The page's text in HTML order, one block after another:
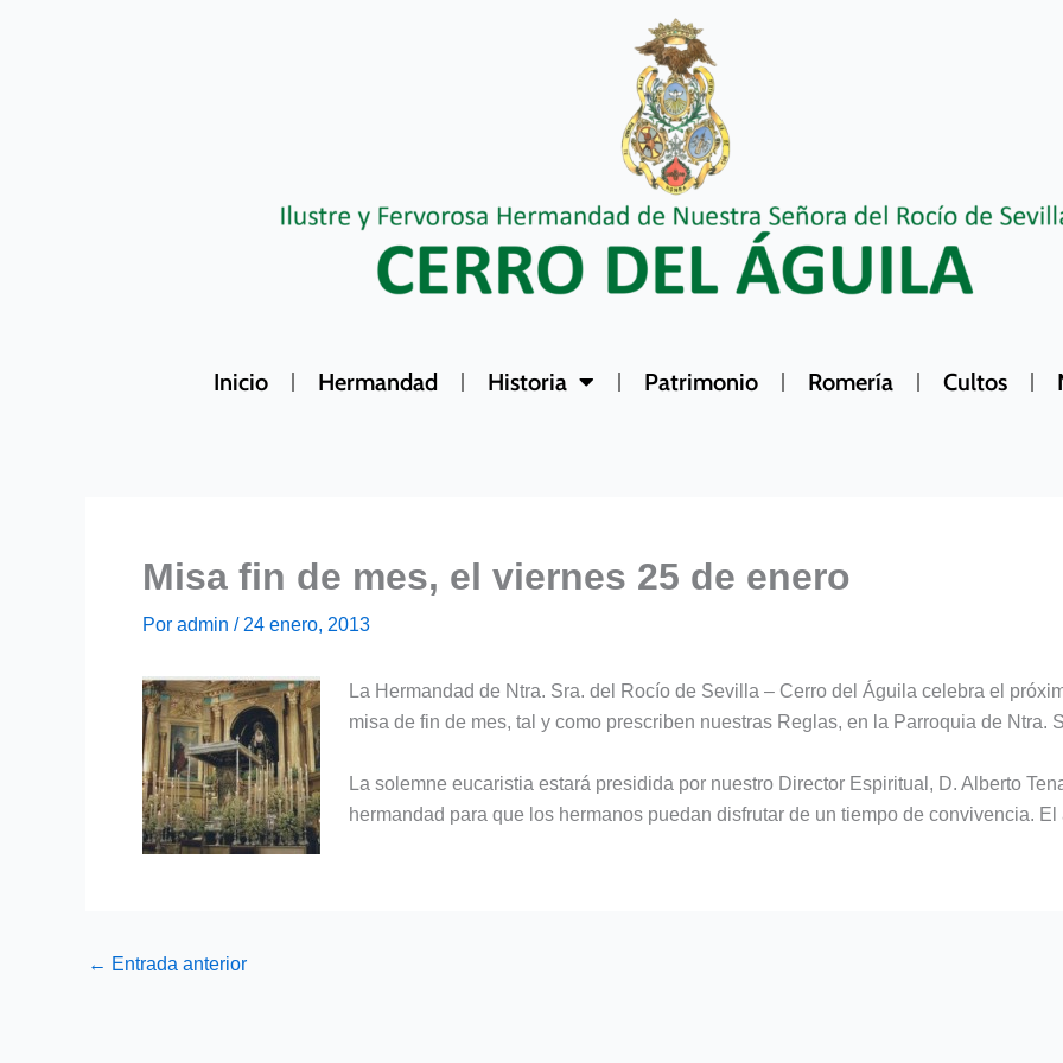
Inicio Hermandad Historia Patrimonio Romería Cultos
Misa fin de mes, el viernes 25 de enero
Por admin / 24 enero, 2013
La Hermandad de Ntra. Sra. del Rocío de Sevilla – Cerro del Águila celebra el
misa de fin de mes, tal y como prescriben nuestras Reglas, en la Parroquia de Ntra.
La solemne eucaristia estará presidida por nuestro Director Espiritual, D. Alberto
hermandad para que los hermanos puedan disfrutar de un tiempo de convivencia.
← Entrada anterior